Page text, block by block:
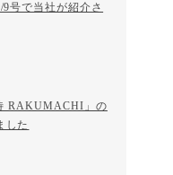
9号で当社が紹介さ
RAKUMACHI」の
した